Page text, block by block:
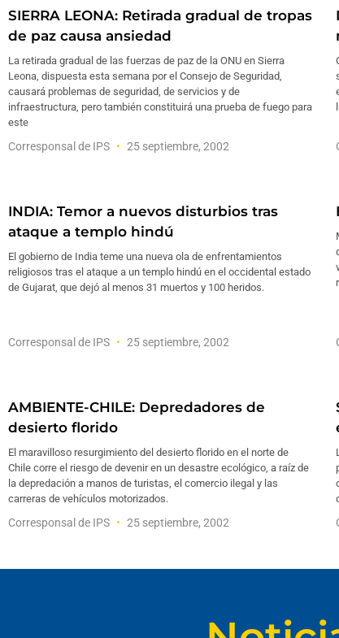
SIERRA LEONA: Retirada gradual de tropas
de paz causa ansiedad
La retirada gradual de las fuerzas de paz de la ONU en Sierra
Leona, dispuesta esta semana por el Consejo de Seguridad,
causará problemas de seguridad, de servicios y de
infraestructura, pero también constituirá una prueba de fuego para
este
Corresponsal de IPS 25 septiembre, 2002
INDIA: Temor a nuevos disturbios tras
ataque a templo hindú
El gobierno de India teme una nueva ola de enfrentamientos
religiosos tras el ataque a un templo hindú en el occidental estado
de Gujarat, que dejó al menos 31 muertos y 100 heridos.
Corresponsal de IPS 25 septiembre, 2002
AMBIENTE-CHILE: Depredadores de
desierto florido
El maravilloso resurgimiento del desierto florido en el norte de
Chile corre el riesgo de devenir en un desastre ecológico, a raíz de
la depredación a manos de turistas, el comercio ilegal y las
carreras de vehículos motorizados.
Corresponsal de IPS 25 septiembre, 2002